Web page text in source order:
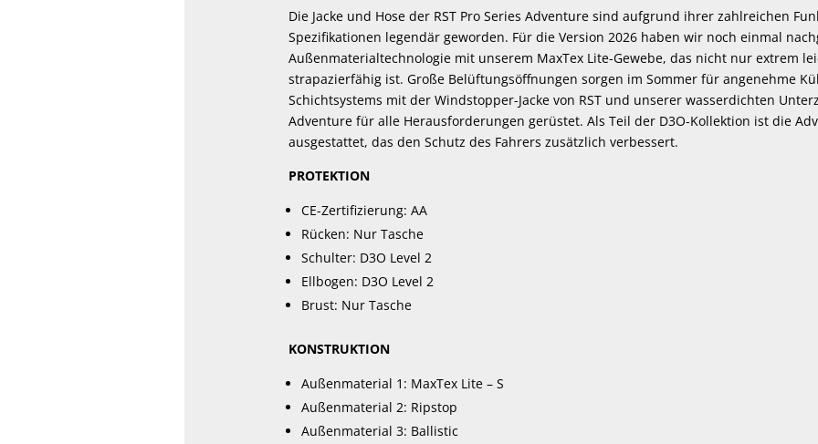
der
Produktseite
gewählt
werden
Die Jacke und Hose der RST Pro Series Adventure sind aufgrund ihrer zahlreichen
Spezifikationen legendär geworden. Für die Version 2026 haben wir noch einmal
Außenmaterialtechnologie mit unserem MaxTex Lite-Gewebe, das nicht nur extrem
strapazierfähig ist. Große Belüftungsöffnungen sorgen im Sommer für angenehme
Schichtsystems mit der Windstopper-Jacke von RST und unserer wasserdichten
Adventure für alle Herausforderungen gerüstet. Als Teil der D3O-Kollektion ist die
ausgestattet, das den Schutz des Fahrers zusätzlich verbessert.
PROTEKTION
CE-Zertifizierung: AA
Rücken: Nur Tasche
Schulter: D3O Level 2
Ellbogen: D3O Level 2
Brust: Nur Tasche
KONSTRUKTION
Außenmaterial 1: MaxTex Lite – S
Außenmaterial 2: Ripstop
Außenmaterial 3: Ballistic